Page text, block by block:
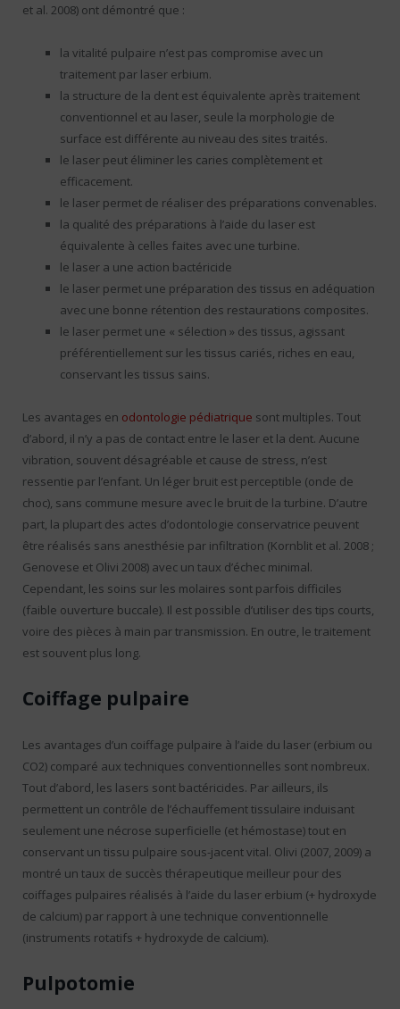
et al. 2008) ont démontré que :
la vitalité pulpaire n’est pas compromise avec un
traitement par laser erbium.
la structure de la dent est équivalente après traitement
conventionnel et au laser, seule la morphologie de
surface est différente au niveau des sites traités.
le laser peut éliminer les caries complètement et
efficacement.
le laser permet de réaliser des préparations convenables.
la qualité des préparations à l’aide du laser est
équivalente à celles faites avec une turbine.
le laser a une action bactéricide
le laser permet une préparation des tissus en adéquation
avec une bonne rétention des restaurations composites.
le laser permet une « sélection » des tissus, agissant
préférentiellement sur les tissus cariés, riches en eau,
conservant les tissus sains.
Les avantages en odontologie pédiatrique sont multiples. Tout
d’abord, il n’y a pas de contact entre le laser et la dent. Aucune
vibration, souvent désagréable et cause de stress, n’est
ressentie par l’enfant. Un léger bruit est perceptible (onde de
choc), sans commune mesure avec le bruit de la turbine. D’autre
part, la plupart des actes d’odontologie conservatrice peuvent
être réalisés sans anesthésie par infiltration (Kornblit et al. 2008 ;
Genovese et Olivi 2008) avec un taux d’échec minimal.
Cependant, les soins sur les molaires sont parfois difficiles
(faible ouverture buccale). Il est possible d’utiliser des tips courts,
voire des pièces à main par transmission. En outre, le traitement
est souvent plus long.
Coiffage pulpaire
Les avantages d’un coiffage pulpaire à l’aide du laser (erbium ou
CO2) comparé aux techniques conventionnelles sont nombreux.
Tout d’abord, les lasers sont bactéricides. Par ailleurs, ils
permettent un contrôle de l’échauffement tissulaire induisant
seulement une nécrose superficielle (et hémostase) tout en
conservant un tissu pulpaire sous-jacent vital. Olivi (2007, 2009) a
montré un taux de succès thérapeutique meilleur pour des
coiffages pulpaires réalisés à l’aide du laser erbium (+ hydroxyde
de calcium) par rapport à une technique conventionnelle
(instruments rotatifs + hydroxyde de calcium).
Pulpotomie